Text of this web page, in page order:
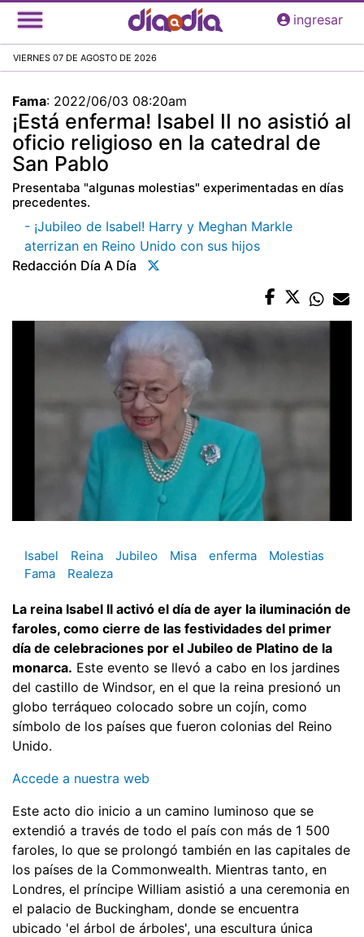
Pasar
al
principal
ingresar
VIERNES 07 DE AGOSTO DE 2026
Fama: 2022/06/03 08:20am
¡Está enferma! Isabel II no asistió al
oficio religioso en la catedral de
San Pablo
Presentaba "algunas molestias" experimentadas en días
precedentes.
- ¡Jubileo de Isabel! Harry y Meghan Markle
aterrizan en Reino Unido con sus hijos
Redacción Día A Día
Isabel Reina Jubileo Misa enferma
Molestias
Fama
Realeza
La reina Isabel II activó el día de ayer la iluminación de
faroles, como cierre de las festividades del primer
día de celebraciones por el Jubileo de Platino de la
monarca. Este evento se llevó a cabo en los jardines
del castillo de Windsor, en el que la reina presionó un
globo terráqueo colocado sobre un cojín, como
símbolo de los países que fueron colonias del Reino
Unido.
Accede a nuestra web
Este acto dio inicio a un camino luminoso que se
extendió a través de todo el país con más de 1 500
faroles, lo que se prolongó también en las capitales de
los países de la Commonwealth. Mientras tanto, en
Londres, el príncipe William asistió a una ceremonia en
el palacio de Buckingham, donde se encuentra
ubicado 'el árbol de árboles', una escultura única